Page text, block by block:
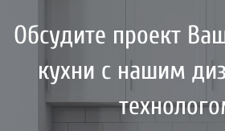
Обсудите проект
кухни с нашим